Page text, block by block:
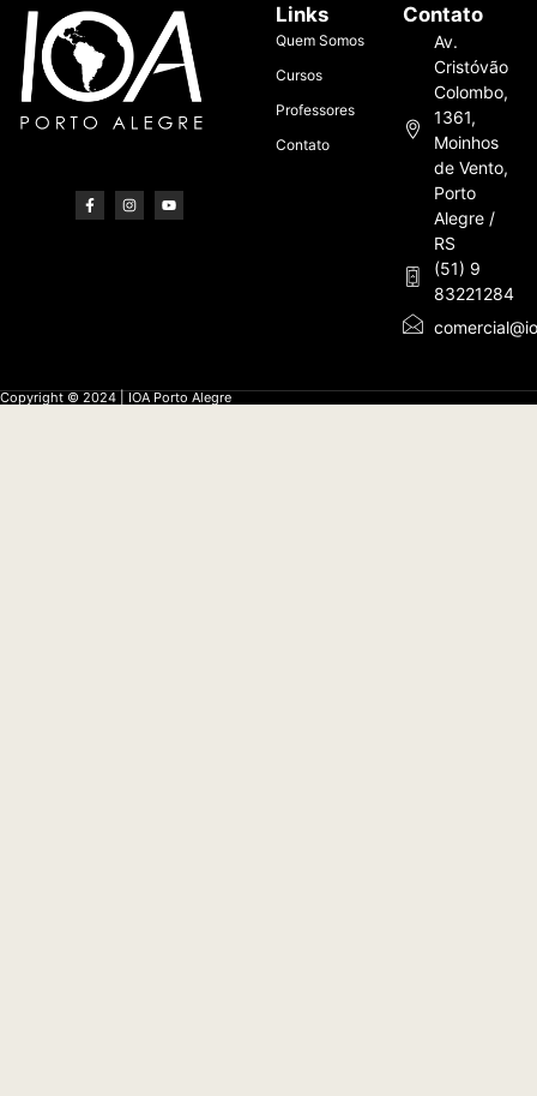
Links
Quem Somos
Cursos
Professores
Contato
Contato
Av.
Cristóvão
Colombo,
1361,
Moinhos
de Vento,
Porto
Alegre /
RS
(51) 9
83221284
Copyright © 2024 | IOA Porto Alegre